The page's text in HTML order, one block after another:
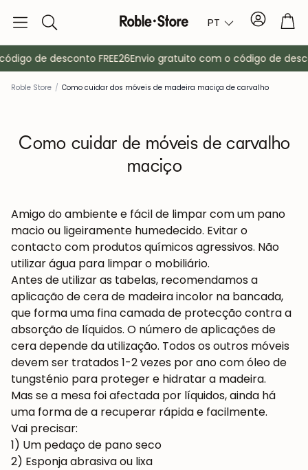
Pesquisa PT Conta
Aparadores
Armários
Bengaleiros
de desconto FREE26Envio gratuito com o código de
Roble Store / Como cuidar dos móveis de madeira maciça de carvalho
Como cuidar de móveis de carvalho
maciço
Amigo do ambiente e fácil de limpar com um pano
macio ou ligeiramente humedecido. Evitar o
contacto com produtos químicos agressivos. Não
utilizar água para limpar o mobiliário.
Antes de utilizar as tabelas, recomendamos a
aplicação de cera de madeira incolor na bancada,
que forma uma fina camada de protecção contra a
absorção de líquidos. O número de aplicações de
cera depende da utilização. Todos os outros móveis
devem ser tratados 1-2 vezes por ano com óleo de
tungsténio para proteger e hidratar a madeira.
Mas se a mesa foi afectada por líquidos, ainda há
uma forma de a recuperar rápida e facilmente.
Vai precisar:
1) Um pedaço de pano seco
2) Esponja abrasiva ou lixa